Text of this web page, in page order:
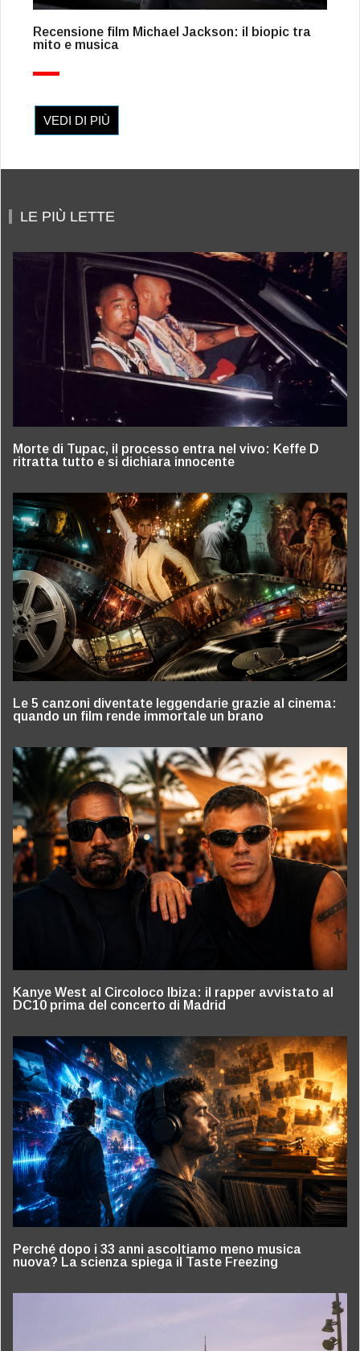
Recensione film Michael Jackson: il biopic tra
mito e musica
VEDI DI PIÙ
LE PIÙ LETTE
Morte di Tupac, il processo entra nel vivo: Keffe D
ritratta tutto e si dichiara innocente
Le 5 canzoni diventate leggendarie grazie al cinema:
quando un film rende immortale un brano
Kanye West al Circoloco Ibiza: il rapper avvistato al
DC10 prima del concerto di Madrid
Perché dopo i 33 anni ascoltiamo meno musica
nuova? La scienza spiega il Taste Freezing